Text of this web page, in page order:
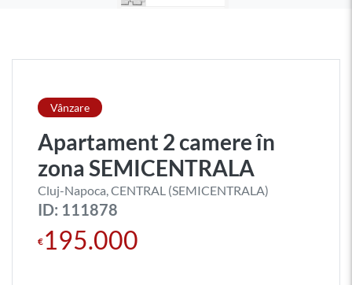
Vânzare
Apartament 2 camere în
zona SEMICENTRALA
Cluj-Napoca, CENTRAL (SEMICENTRALA)
ID: 111878
€ 195.000